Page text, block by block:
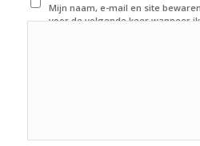
Mijn naam, e-mail en site
voor de volgende keer wanneer